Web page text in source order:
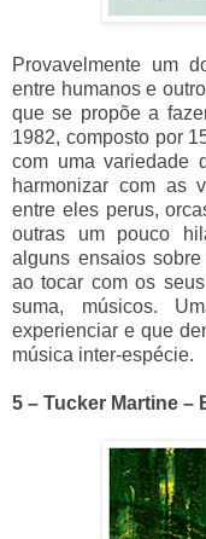
Provavelmente um
entre humanos e
que se propõe a
1982, composto por
com uma variedade
harmonizar com as
entre eles perus,
outras um pouco
alguns ensaios
ao tocar com os
suma, músicos.
experienciar e que
música inter-espécie.
5 – Tucker Martine